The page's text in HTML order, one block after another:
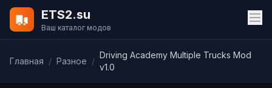
ETS2.su
Ваш каталог модов
Главная / Разное /
Driving Academy Multiple Trucks Mod
v1.0